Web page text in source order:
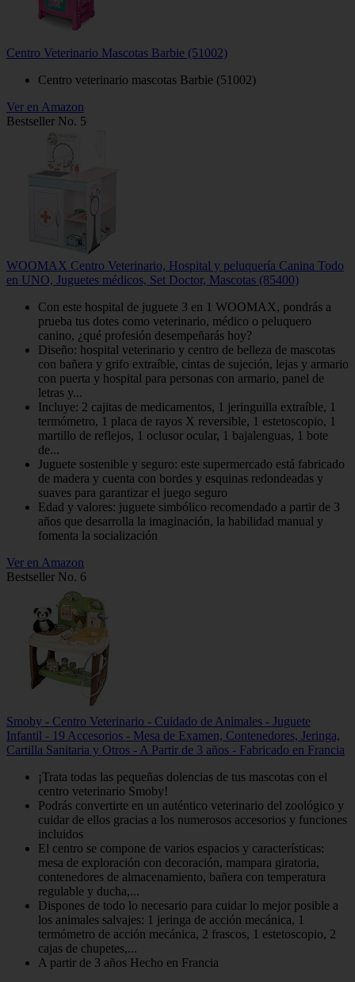
Centro Veterinario Mascotas Barbie (51002)
Centro veterinario mascotas Barbie (51002)
Ver en Amazon
Bestseller No. 5
WOOMAX Centro Veterinario, Hospital y peluquería Canina Todo
en UNO, Juguetes médicos, Set Doctor, Mascotas (85400)
Con este hospital de juguete 3 en 1 WOOMAX, pondrás a
prueba tus dotes como veterinario, médico o peluquero
canino, ¿qué profesión desempeñarás hoy?
Diseño: hospital veterinario y centro de belleza de mascotas
con bañera y grifo extraíble, cintas de sujeción, lejas y armario
con puerta y hospital para personas con armario, panel de
letras y...
Incluye: 2 cajitas de medicamentos, 1 jeringuilla extraíble, 1
termómetro, 1 placa de rayos X reversible, 1 estetoscopio, 1
martillo de reflejos, 1 oclusor ocular, 1 bajalenguas, 1 bote
de...
Juguete sostenible y seguro: este supermercado está fabricado
de madera y cuenta con bordes y esquinas redondeadas y
suaves para garantizar el juego seguro
Edad y valores: juguete simbólico recomendado a partir de 3
años que desarrolla la imaginación, la habilidad manual y
fomenta la socialización
Ver en Amazon
Bestseller No. 6
Smoby - Centro Veterinario - Cuidado de Animales - Juguete
Infantil - 19 Accesorios - Mesa de Examen, Contenedores, Jeringa,
Cartilla Sanitaria y Otros - A Partir de 3 años - Fabricado en Francia
¡Trata todas las pequeñas dolencias de tus mascotas con el
centro veterinario Smoby!
Podrás convertirte en un auténtico veterinario del zoológico y
cuidar de ellos gracias a los numerosos accesorios y funciones
incluidos
El centro se compone de varios espacios y características:
mesa de exploración con decoración, mampara giratoria,
contenedores de almacenamiento, bañera con temperatura
regulable y ducha,...
Dispones de todo lo necesario para cuidar lo mejor posible a
los animales salvajes: 1 jeringa de acción mecánica, 1
termómetro de acción mecánica, 2 frascos, 1 estetoscopio, 2
cajas de chupetes,...
A partir de 3 años Hecho en Francia